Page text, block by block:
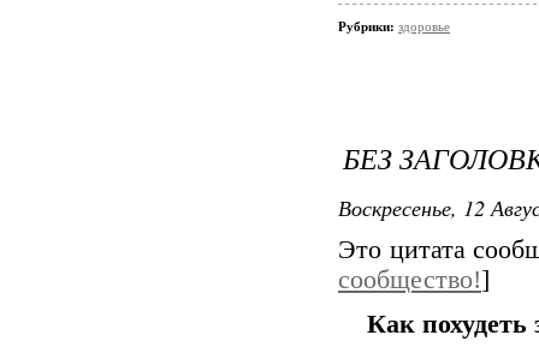
Рубрики: здоровье
БЕЗ
Воскресенье, 12
Это цитата
сообщество!]
Как похудеть